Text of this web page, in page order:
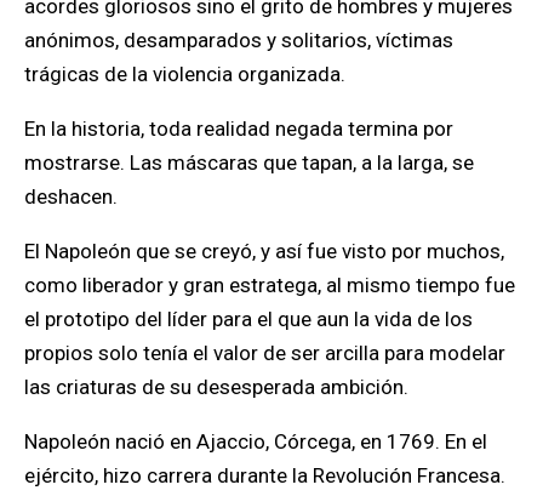
acordes gloriosos sino el grito de hombres y mujeres
anónimos, desamparados y solitarios, víctimas
trágicas de la violencia organizada.
En la historia, toda realidad negada termina por
mostrarse. Las máscaras que tapan, a la larga, se
deshacen.
El Napoleón que se creyó, y así fue visto por muchos,
como liberador y gran estratega, al mismo tiempo fue
el prototipo del líder para el que aun la vida de los
propios solo tenía el valor de ser arcilla para modelar
las criaturas de su desesperada ambición.
Napoleón nació en Ajaccio, Córcega, en 1769. En el
ejército, hizo carrera durante la Revolución Francesa.